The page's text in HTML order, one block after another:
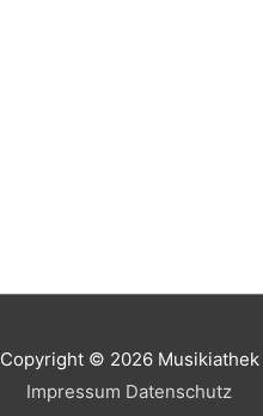
Copyright © 2026 Musikiathek
Impressum Datenschutz